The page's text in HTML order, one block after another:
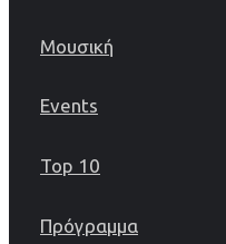
Μουσική
Events
Top 10
Πρόγραμμα